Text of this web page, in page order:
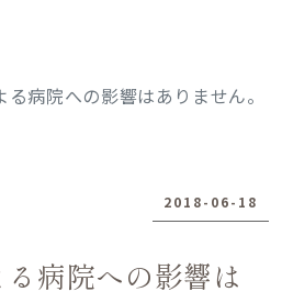
病院への影響はありません。
2018-06-18
病院への影響は